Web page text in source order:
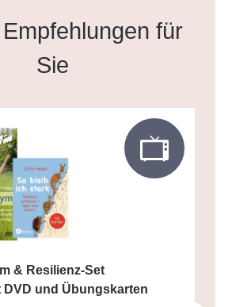
für
Sie
& Resilienz-Set
DVD und Übungskarten